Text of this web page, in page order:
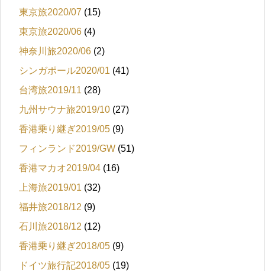
東京旅2020/07 (15)
東京旅2020/06 (4)
神奈川旅2020/06 (2)
シンガポール2020/01 (41)
台湾旅2019/11 (28)
九州サウナ旅2019/10 (27)
香港乗り継ぎ2019/05 (9)
フィンランド2019/GW (51)
香港マカオ2019/04 (16)
上海旅2019/01 (32)
福井旅2018/12 (9)
石川旅2018/12 (12)
香港乗り継ぎ2018/05 (9)
ドイツ旅行記2018/05 (19)